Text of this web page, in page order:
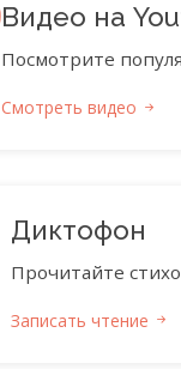
Видео на
Посмотрите
Смотреть видео
Диктофон
Прочитайте
Записать чтение